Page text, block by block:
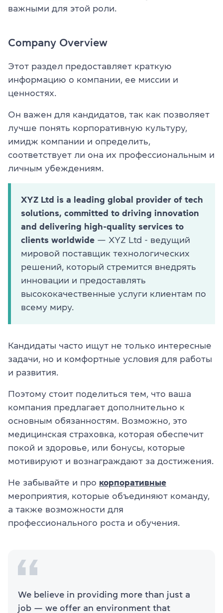
важными для этой роли.
Company Overview
Этот раздел предоставляет краткую
информацию о компании, ее миссии и
ценностях.
Он важен для кандидатов, так как позволяет
лучше понять корпоративную культуру,
имидж компании и определить,
соответствует ли она их профессиональным и
личным убеждениям.
XYZ Ltd is a leading global provider of tech
solutions, committed to driving innovation
and delivering high-quality services to
clients worldwide — XYZ Ltd - ведущий
мировой поставщик технологических
решений, который стремится внедрять
инновации и предоставлять
высококачественные услуги клиентам по
всему миру.
Кандидаты часто ищут не только интересные
задачи, но и комфортные условия для работы
и развития.
Поэтому стоит поделиться тем, что ваша
компания предлагает дополнительно к
основным обязанностям. Возможно, это
медицинская страховка, которая обеспечит
покой и здоровье, или бонусы, которые
мотивируют и вознаграждают за достижения.
Не забывайте и про корпоративные
мероприятия, которые объединяют команду,
а также возможности для
профессионального роста и обучения.
We believe in providing more than just a
job — we offer an environment that